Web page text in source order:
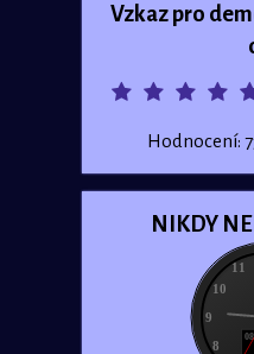
Vzkaz pro
Hodnocení:
NIKDY
8
9
10
11